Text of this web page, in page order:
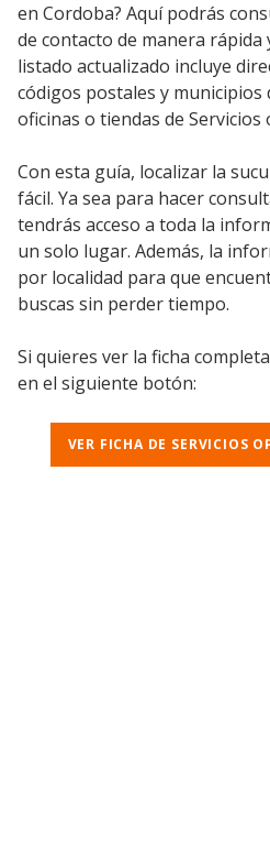
en Cordoba? Aquí podrás
de contacto de manera rápida
listado actualizado incluye
códigos postales y municipios
oficinas o tiendas de Servicios
Con esta guía, localizar la
fácil. Ya sea para hacer
tendrás acceso a toda la
un solo lugar. Además, la
por localidad para que
buscas sin perder tiempo.
Si quieres ver la ficha
en el siguiente botón:
VER FICHA DE SERVICIOS